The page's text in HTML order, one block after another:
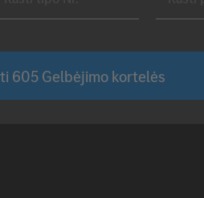
605Gelbėjimo kortelės